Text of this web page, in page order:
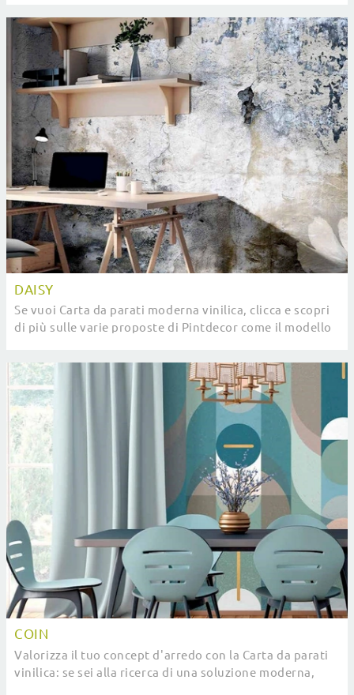
DAISY
Se vuoi Carta da parati moderna vinilica, clicca e scopri
di più sulle varie proposte di Pintdecor come il modello
COIN
Valorizza il tuo concept d'arredo con la Carta da parati
vinilica: se sei alla ricerca di una soluzione moderna,